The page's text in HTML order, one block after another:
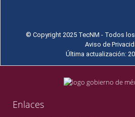
© Copyright 2025 TecNM - Todos
Aviso de
Última actualización:
Enlaces